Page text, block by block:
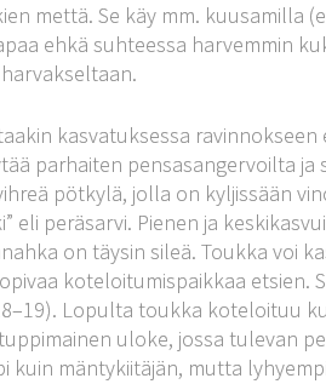
mettä. Se käy mm. kuusamilla
ehkä suhteessa harvemmin
kasvatuksessa ravinnokseen
parhaiten pensasangervoilta ja
pötkylä, jolla on kyljissään
eli peräsarvi. Pienen ja
on täysin sileä. Toukka voi
koteloitumispaikkaa etsien.
Lopulta toukka koteloituu
uloke, jossa tulevan
mäntykiitäjän, mutta